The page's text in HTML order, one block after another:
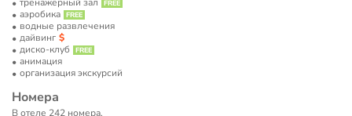
аэробика
водные развлечения
дайвинг
диско-клуб
анимация
организация экскурсий
Номера
В отеле 242 номера.